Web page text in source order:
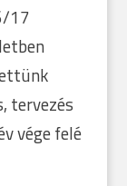
17
tervezés
vége felé